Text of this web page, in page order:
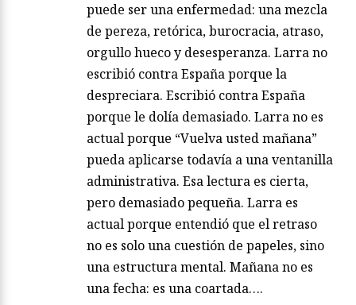
puede ser una enfermedad: una mezcla
de pereza, retórica, burocracia, atraso,
orgullo hueco y desesperanza. Larra no
escribió contra España porque la
despreciara. Escribió contra España
porque le dolía demasiado. Larra no es
actual porque “Vuelva usted mañana”
pueda aplicarse todavía a una ventanilla
administrativa. Esa lectura es cierta,
pero demasiado pequeña. Larra es
actual porque entendió que el retraso
no es solo una cuestión de papeles, sino
una estructura mental. Mañana no es
una fecha: es una coartada….